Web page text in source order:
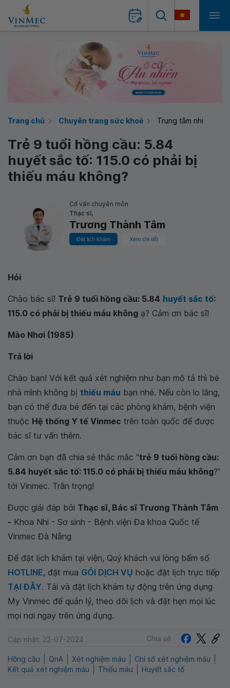
Trang chủ Chuyên trang sức khoẻ Trung tâm nhi
Trẻ 9 tuổi hồng cầu: 5.84
huyết sắc tố: 115.0 có phải bị
thiếu máu không?
Cố vấn chuyên môn
Thạc sĩ,
Trương Thành Tâm
Đặt lịch khám Xem chi tiết
Hỏi
Chào bác sĩ! Trẻ 9 tuổi hồng cầu: 5.84 huyết sắc tố:
115.0 có phải bị thiếu máu không ạ? Cảm ơn bác sĩ!
Mào Nhơi (1985)
Trả lời
Chào bạn! Với kết quả xét nghiệm như bạn mô tả thì bé
nhà mình không bị thiếu máu bạn nhé. Nếu còn lo lắng,
bạn có thể đưa bé đến tại các phòng khám, bệnh viện
thuộc Hệ thống Y tế Vinmec trên toàn quốc để được
bác sĩ tư vấn thêm.
Cảm ơn bạn đã chia sẻ thắc mắc “trẻ 9 tuổi hồng cầu:
5.84 huyết sắc tố: 115.0 có phải bị thiếu máu không?”
tới Vinmec. Trân trọng!
Được giải đáp bởi Thạc sĩ, Bác sĩ Trương Thành Tâm
- Khoa Nhi - Sơ sinh - Bệnh viện Đa khoa Quốc tế
Vinmec Đà Nẵng
Để đặt lịch khám tại viện, Quý khách vui lòng bấm số
HOTLINE, đặt mua GÓI DỊCH VỤ hoặc đặt lịch trực tiếp
TẠI ĐÂY. Tải và đặt lịch khám tự động trên ứng dụng
My Vinmec để quản lý, theo dõi lịch và đặt hẹn mọi lúc
mọi nơi ngay trên ứng dụng.
Cập nhật: 22-07-2024 Chia sẻ
Hồng cầu QnA Xét nghiệm máu
Chỉ số xét nghiệm máu
Kết quả xét nghiệm máu
Thiếu máu Huyết sắc tố